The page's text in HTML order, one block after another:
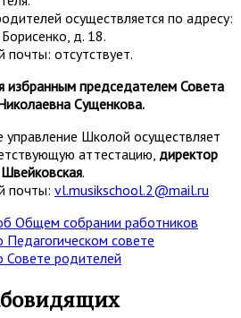
осуществляется по адресу:
д. 18.
почты: отсутствует.
избранным председателем Совета
Сущенкова.
управление Школой осуществляет
аттестацию, директор
.
почты: vl.musikschool.2@mail.ru
Общем собрании работников
совете
родителей